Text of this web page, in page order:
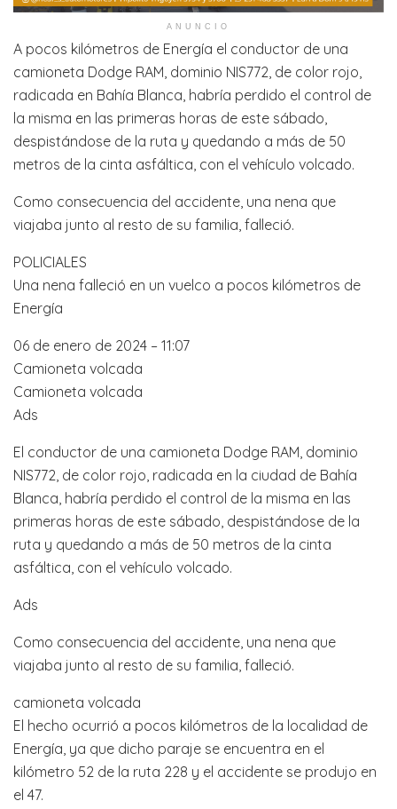
ANUNCIO
A pocos kilómetros de Energía el conductor de una
camioneta Dodge RAM, dominio NIS772, de color rojo,
radicada en Bahía Blanca, habría perdido el control de
la misma en las primeras horas de este sábado,
despistándose de la ruta y quedando a más de 50
metros de la cinta asfáltica, con el vehículo volcado.
Como consecuencia del accidente, una nena que
viajaba junto al resto de su familia, falleció.
POLICIALES
Una nena falleció en un vuelco a pocos kilómetros de
Energía
06 de enero de 2024 – 11:07
Camioneta volcada
Camioneta volcada
Ads
El conductor de una camioneta Dodge RAM, dominio
NIS772, de color rojo, radicada en la ciudad de Bahía
Blanca, habría perdido el control de la misma en las
primeras horas de este sábado, despistándose de la
ruta y quedando a más de 50 metros de la cinta
asfáltica, con el vehículo volcado.
Ads
Como consecuencia del accidente, una nena que
viajaba junto al resto de su familia, falleció.
camioneta volcada
El hecho ocurrió a pocos kilómetros de la localidad de
Energía, ya que dicho paraje se encuentra en el
kilómetro 52 de la ruta 228 y el accidente se produjo en
el 47.